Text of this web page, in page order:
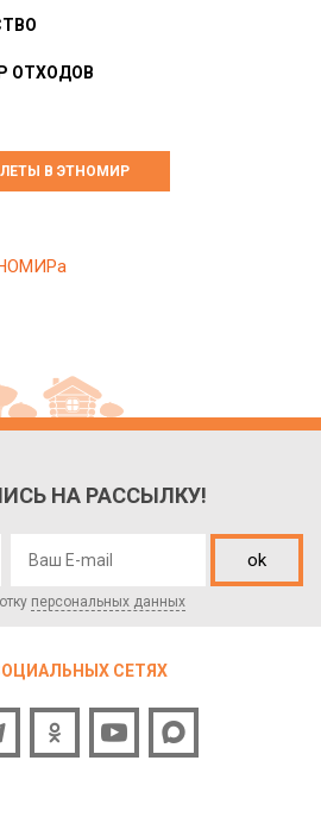
ОТХОДОВ
В ЭТНОМИР
НА РАССЫЛКУ!
ok
персональных данных
СЕТЯХ